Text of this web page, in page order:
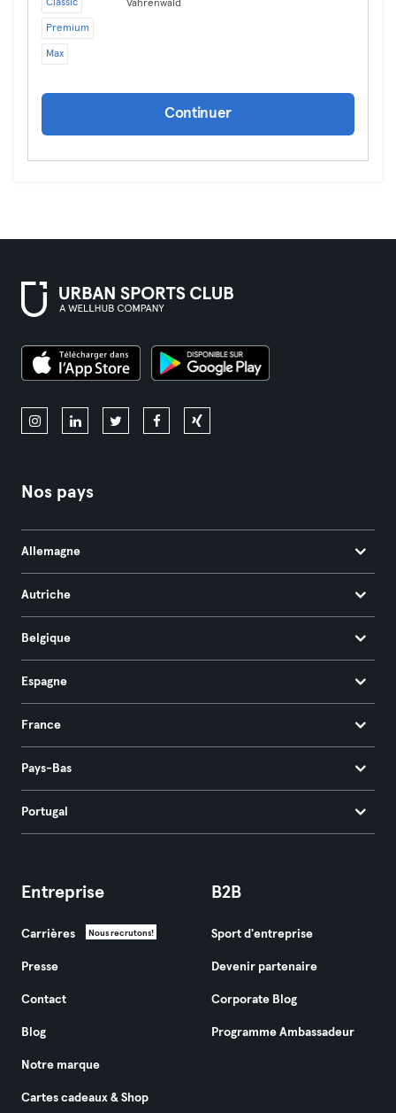
Classic
Premium
Max
Vahrenwald
Continuer
Nos pays
Allemagne
Autriche
Belgique
Espagne
France
Pays-Bas
Portugal
Entreprise
Carrières Nous recrutons!
Presse
Contact
Blog
Notre marque
Cartes cadeaux & Shop
B2B
Sport d'entreprise
Devenir partenaire
Corporate Blog
Programme Ambassadeur